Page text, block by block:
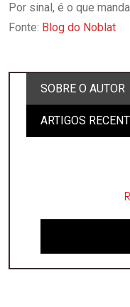
Por sinal, é o que
Fonte: Blog do Noblat
SOBRE O AUTOR
ARTIGOS